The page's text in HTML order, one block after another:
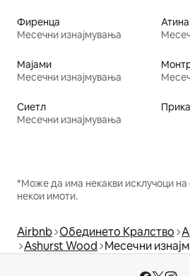
Фиренца
Месечни изнајмувања
Атина
Мајами
Месечни изнајмувања
Сиетл
Месечни изнајмувања
*Може да има некакви исклучоци
некои имоти.
Airbnb Обединето Кралство
Ashurst Wood Месечни